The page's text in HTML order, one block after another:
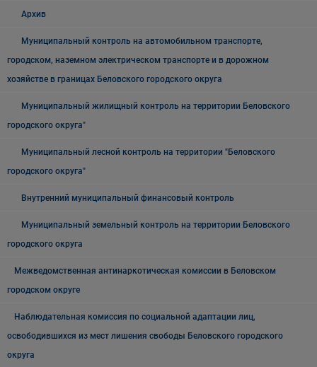
Архив
Муниципальный контроль на автомобильном транспорте,
городском, наземном электрическом транспорте и в дорожном
хозяйстве в границах Беловского городского округа
Муниципальный жилищный контроль на территории Беловского
городского округа"
Муниципальный лесной контроль на территории "Беловского
городского округа"
Внутренний муниципальный финансовый контроль
Муниципальный земельный контроль на территории Беловского
городского округа
Межведомственная антинаркотическая комиссии в Беловском
городском округе
Наблюдательная комиссия по социальной адаптации лиц,
освободившихся из мест лишения свободы Беловского городского
округа